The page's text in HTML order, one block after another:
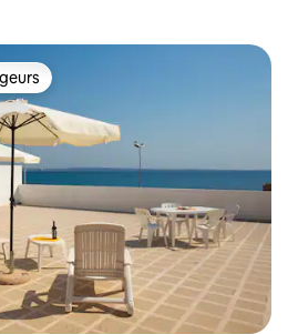
les plus appréciés